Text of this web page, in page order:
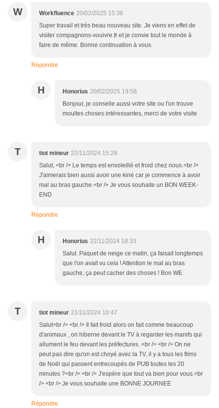
W Workfluence 20/02/2025 15:36
Super travail et très beau nouveau site. Je viens en effet de
visiter compagnons-vouivre.fr et je convie tout le monde à
faire de même. Bonne continuation à vous.
Répondre
H Honorius 20/02/2025 19:58
Bonjour, je conseile aussi votre site ou l'on trouve
moultes choses intéressantes, merci de votre visite
T tiot mineur 22/11/2024 15:28
Salut, <br /> Le temps est ensoleillé et froid chez nous.<br />
J'aimerais bien aussi avoir une kiné car je commence à avoir
mal au bras gauche.<br /> Je vous souhaite un BON WEEK-
END
Répondre
H Honorius 22/11/2024 18:33
Salut. Paquet de neige ce matin, ça faisait longtemps
que l'on avait vu cela ! Attention le mal au bras
gauche, ça peut cacher des choses ! Bon WE
T tiot mineur 21/11/2024 10:47
Salut<br /> <br /> Il fait froid alors on fait comme beaucoup
d'animaux , on hiberne devant le TV à regarder les manifs qui
allument le feu devant les préfectures .<br /> <br /> On ne
peut pas dire qu'on est choyé avec la TV, il y a tous les films
de Noël qui passent entrecoupés de PUB toutes les 20
minutes ?<br /> <br /> J'espère que tout va bien pour vous.<br
/> <br /> Je vous souhaite une BONNE JOURNEE
Répondre